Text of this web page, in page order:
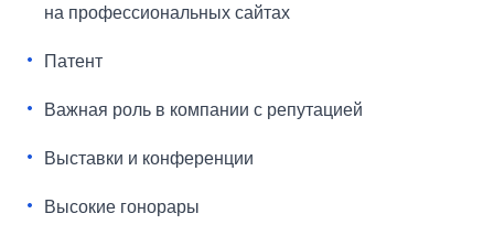
на профессиональных сайтах
Патент
Важная роль в компании с репутацией
Выставки и конференции
Высокие гонорары